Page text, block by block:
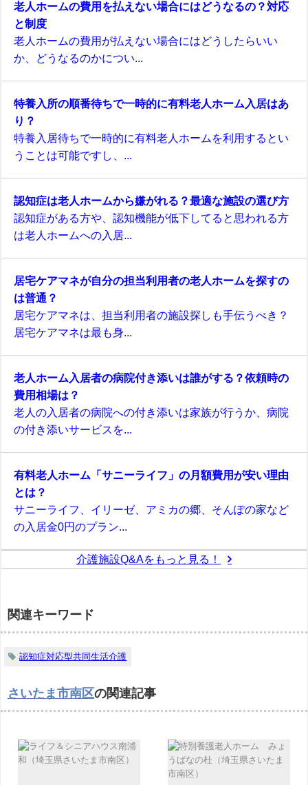
老人ホームの費用を払えない場合にはどうなるの？対応
と制度
老人ホームの費用が払えない場合にはどうしたらいい
か、どうなるのかについ...
特養入所の順番待ちで一時的に有料老人ホーム入居はあ
り？
特養入居待ちで一時的に有料老人ホームを利用するとい
うことは可能ですし、...
認知症は老人ホームから嫌がれる？最適な施設の選び方
認知症がある方や、認知機能が低下してると思われる方
は老人ホームへの入居...
居宅ケアマネが自分の担当利用者の老人ホームを探すの
は普通？
居宅ケアマネは、担当利用者の施設探しも手伝うべき？
居宅ケアマネは最も身...
老人ホーム入居者の病院付き添いは誰がする？依頼時の
費用相場は？
老人の入居者の病院への付き添いは家族が行うか、病院
の付き添いサービスを...
有料老人ホーム「サニーライフ」の月額費用が安い理由
とは？
サニーライフ、イリーゼ、アミカの郷、そんぽの家など
の入居金0円のプラン...
介護施設Q&Aをもっと見る！
関連キーワード
認知症対応型共同生活介護
さいたま市南区の関連記事